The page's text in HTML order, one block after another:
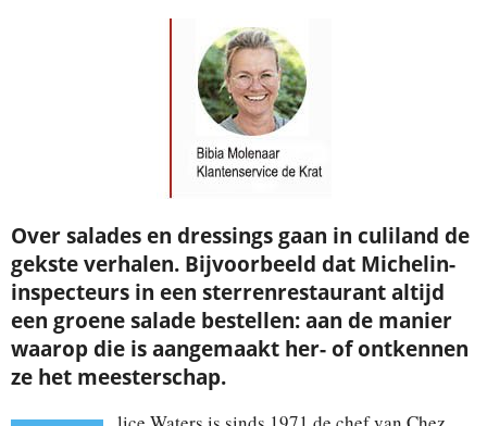
Over salades en dressings gaan in culiland de
gekste verhalen. Bijvoorbeeld dat Michelin-
inspecteurs in een sterrenrestaurant altijd
een groene salade bestellen: aan de manier
waarop die is aangemaakt her- of ontkennen
ze het meesterschap.